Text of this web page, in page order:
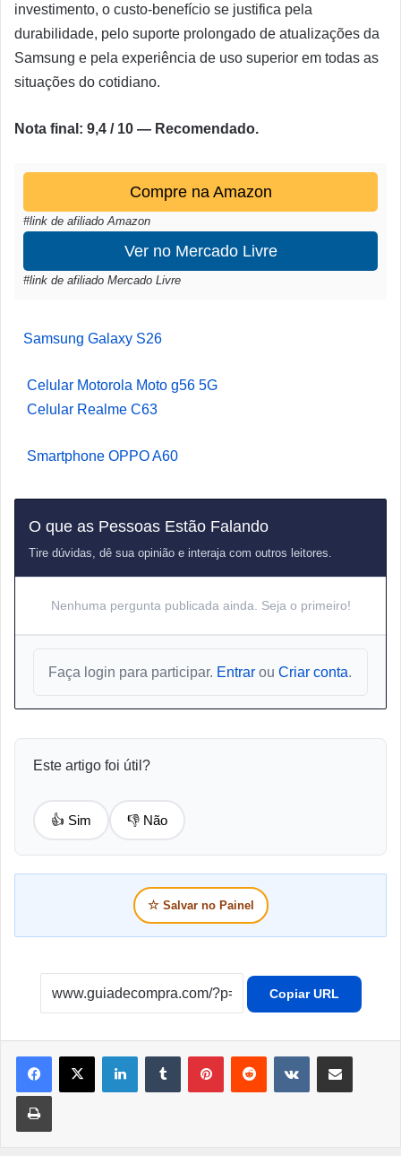
investimento, o custo-benefício se justifica pela
durabilidade, pelo suporte prolongado de atualizações da
Samsung e pela experiência de uso superior em todas as
situações do cotidiano.
Nota final: 9,4 / 10 — Recomendado.
Compre na Amazon
#link de afiliado Amazon
Ver no Mercado Livre
#link de afiliado Mercado Livre
Samsung Galaxy S26
Celular Motorola Moto g56 5G
Celular Realme C63
Smartphone OPPO A60
O que as Pessoas Estão Falando
Tire dúvidas, dê sua opinião e interaja com outros leitores.
Nenhuma pergunta publicada ainda. Seja o primeiro!
Faça login para participar. Entrar ou Criar conta.
Este artigo foi útil?
👍 Sim 👎 Não
☆ Salvar no Painel
Copiar URL
LinkedinTumblr PinterestReddit VK Compartilhar por e-mail
Imprimir